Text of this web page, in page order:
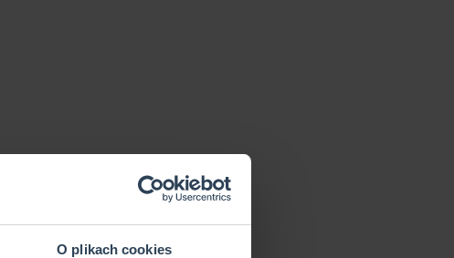
O plikach cookies